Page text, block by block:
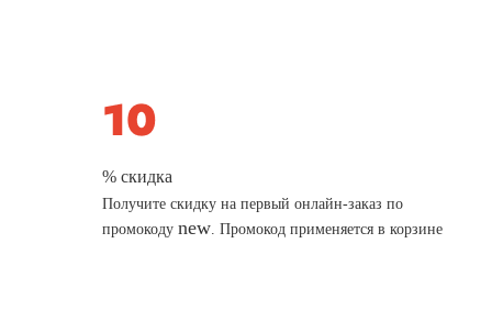
% скидка
Получите скидку на первый онлайн-заказ по
промокодуnew. Промокод применяется в корзине